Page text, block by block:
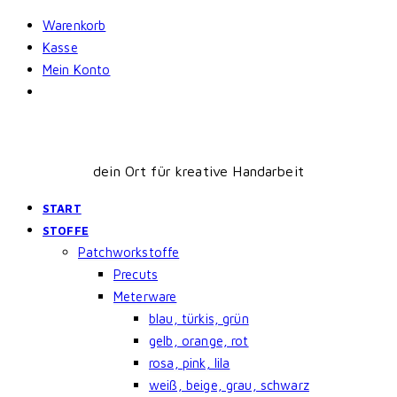
Skip
content
Warenkorb
Kasse
Mein Konto
dein Ort für kreative Handarbeit
START
STOFFE
Patchworkstoffe
Precuts
Meterware
blau, türkis, grün
gelb, orange, rot
rosa, pink, lila
weiß, beige, grau, schwarz